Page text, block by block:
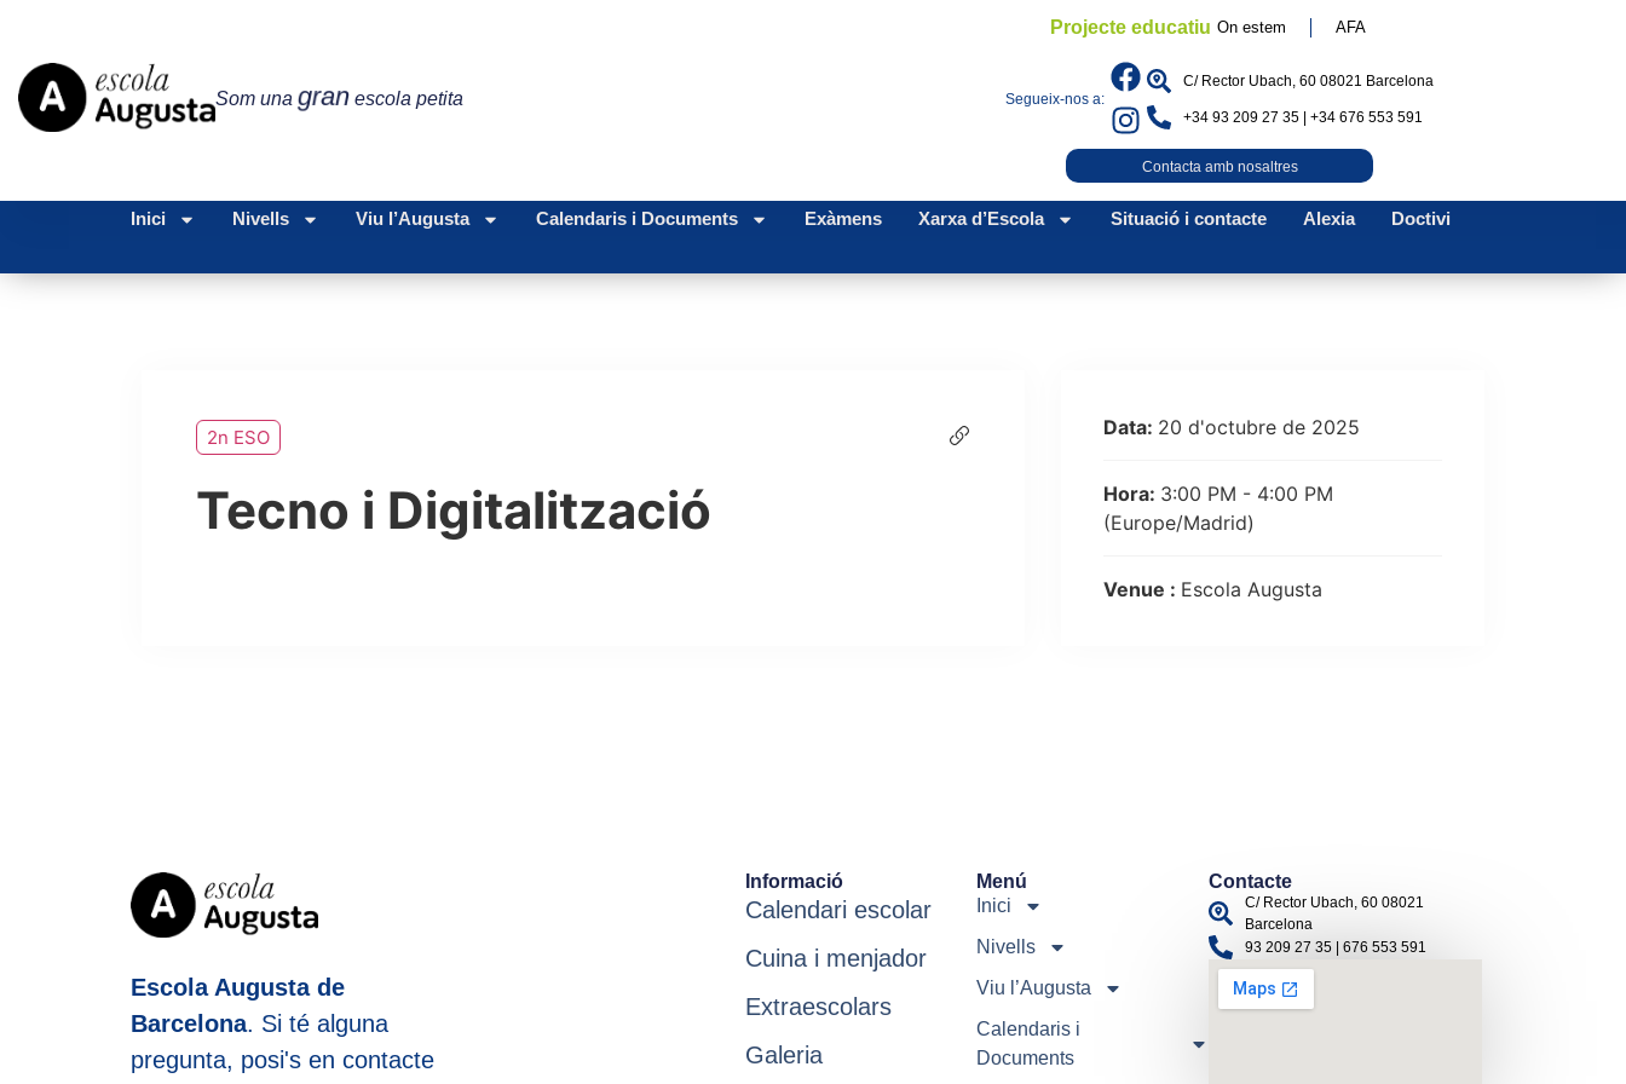
Som una gran escola petita
Projecte educatiu On estem AFA
Segueix-nos a:
C/ Rector Ubach, 60 08021 Barcelona
+34 93 209 27 35 | +34 676 553 591
Contacta amb nosaltres
Inici Nivells Viu l’Augusta Calendaris i Documents Exàmens Xarxa d’Escola Situació i contacte Alexia Doctivi
2n ESO
Tecno i Digitalització
Data: 20 d'octubre de 2025
Hora: 3:00 PM - 4:00 PM
(Europe/Madrid)
Venue : Escola Augusta
Escola Augusta de
Barcelona. Si té alguna
pregunta, posi's en contacte
Informació
Calendari escolar
Cuina i menjador
Extraescolars
Galeria
Menú
Inici
Nivells
Viu l’Augusta
Calendaris i
Documents
Contacte
C/ Rector Ubach, 60 08021
Barcelona
93 209 27 35 | 676 553 591